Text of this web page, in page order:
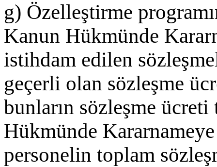
g) Özelleştirme
Kanun Hükmünde
istihdam edilen
geçerli olan sözleşme
bunların sözleşme
Hükmünde
personelin toplam